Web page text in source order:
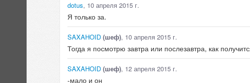
dotus, 10 апреля 2015 г.
Я только за.
SAXAHOID (шеф), 10 апреля 2015 г.
Тогда я посмотрю завтра или послезавтра, как
SAXAHOID (шеф), 12 апреля 2015 г.
-мало и он